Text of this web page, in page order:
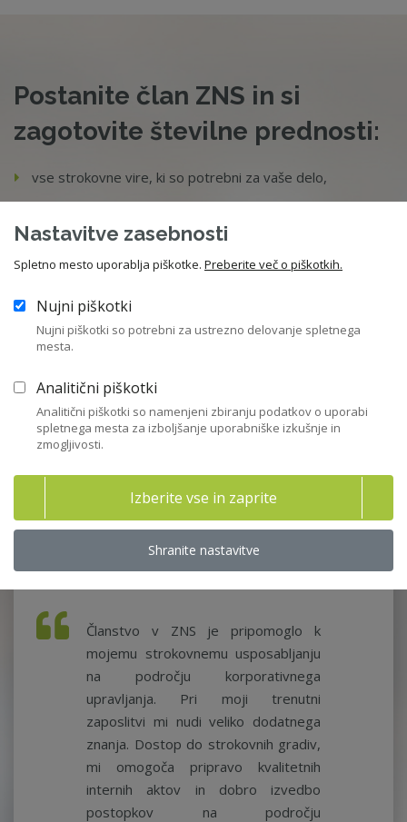
Postanite član ZNS in si
zagotovite številne prednosti:
vse strokovne vire, ki so potrebni za vaše delo,
hitro strokovno pomoč in dostop do zbirke pravnih
obveščanje o domačih in mednarodnih novostih,
strokovnih stališčih ZNS, odprtih javnih pozivih za članstvo
v nadzornih svetih ali komisijah,
udeležba na brezplačnih članskih dogodkih in znižana
kotizacije za izobraževanja.
Člane spodbujamo k strokovnemu razvoju in spoštovanju
profesionalne etike.
Članstvo v ZNS je pripomoglo k
mojemu strokovnemu usposabljanju
na področju korporativnega
upravljanja. Pri moji trenutni
zaposlitvi mi nudi veliko dodatnega
znanja. Dostop do strokovnih gradiv,
mi omogoča pripravo kvalitetnih
internih aktov in dobro izvedbo
postopkov na področju
Nastavitve zasebnosti
Spletno mesto uporablja piškotke. Preberite več o piškotkih.
Nujni piškotki
Nujni piškotki so potrebni za ustrezno delovanje spletnega
mesta.
Analitični piškotki
Analitični piškotki so namenjeni zbiranju podatkov o uporabi
spletnega mesta za izboljšanje uporabniške izkušnje in
zmogljivosti.
Izberite vse in zaprite
Shranite nastavitve